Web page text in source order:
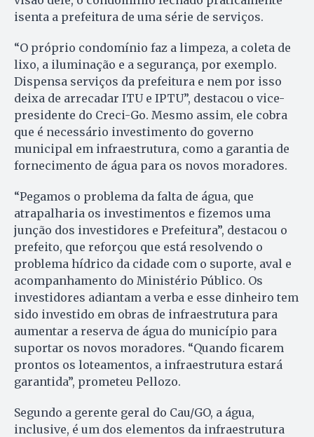
isenta a prefeitura de uma série de serviços.
“O próprio condomínio faz a limpeza, a coleta de
lixo, a iluminação e a segurança, por exemplo.
Dispensa serviços da prefeitura e nem por isso
deixa de arrecadar ITU e IPTU”, destacou o vice-
presidente do Creci-Go. Mesmo assim, ele cobra
que é necessário investimento do governo
municipal em infraestrutura, como a garantia de
fornecimento de água para os novos moradores.
“Pegamos o problema da falta de água, que
atrapalharia os investimentos e fizemos uma
junção dos investidores e Prefeitura”, destacou o
prefeito, que reforçou que está resolvendo o
problema hídrico da cidade com o suporte, aval e
acompanhamento do Ministério Público. Os
investidores adiantam a verba e esse dinheiro tem
sido investido em obras de infraestrutura para
aumentar a reserva de água do município para
suportar os novos moradores. “Quando ficarem
prontos os loteamentos, a infraestrutura estará
garantida”, prometeu Pellozo.
Segundo a gerente geral do Cau/GO, a água,
inclusive, é um dos elementos da infraestrutura